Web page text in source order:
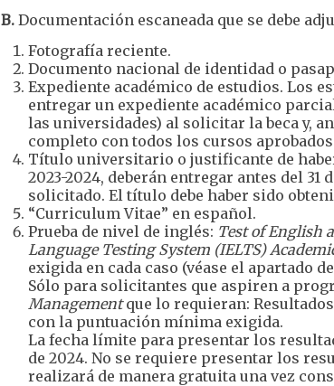
B.Documentación escaneada que se debe
Fotografía reciente.
Documento nacional de identidad o
Expediente académico de estudios. Los
entregar un expediente académico
las universidades) al solicitar la beca y,
completo con todos los cursos
Título universitario o justificante de
2023-2024, deberán entregar antes del
solicitado. El título debe haber sido
“Curriculum Vitae” en español.
Prueba de nivel de inglés: Test of English
Language Testing System (IELTS)
exigida en cada caso (véase el apartado
Sólo para solicitantes que aspiren a
Managementque lo requieran:
con la puntuación mínima exigida.
La fecha límite para presentar los
de 2024. No se requiere presentar los
realizará de manera gratuita una vez